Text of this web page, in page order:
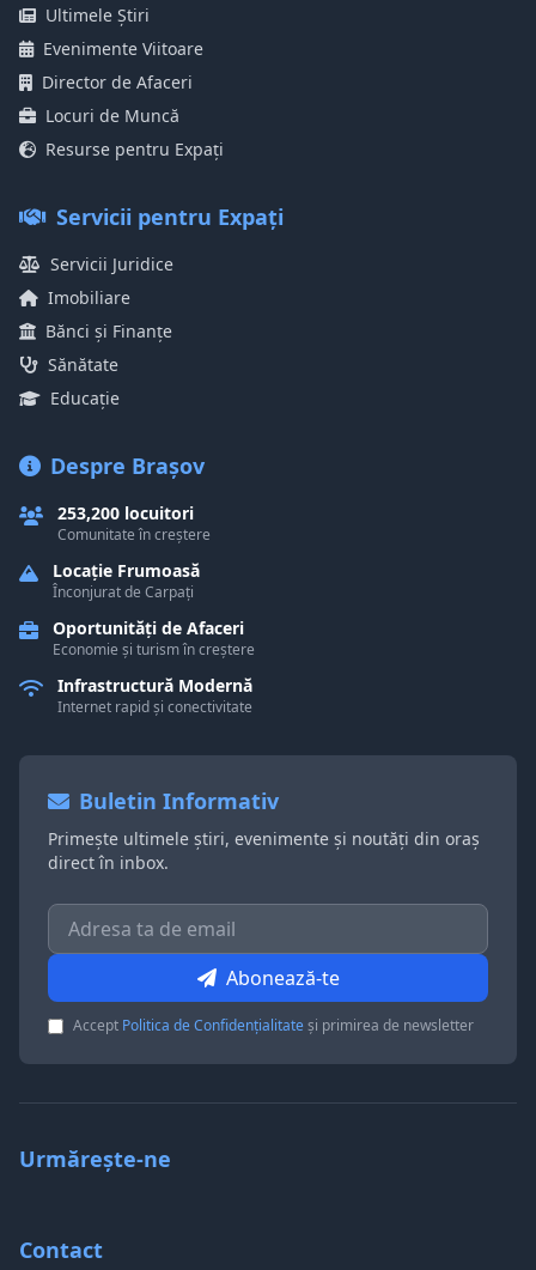
Ultimele Știri
Evenimente Viitoare
Director de Afaceri
Locuri de Muncă
Resurse pentru Expați
Servicii pentru Expați
Servicii Juridice
Imobiliare
Bănci și Finanțe
Sănătate
Educație
Despre Brașov
253,200 locuitori
Comunitate în creștere
Locație Frumoasă
Înconjurat de Carpați
Oportunități de Afaceri
Economie și turism în creștere
Infrastructură Modernă
Internet rapid și conectivitate
Buletin Informativ
Primește ultimele știri, evenimente și noutăți din oraș
direct în inbox.
Abonează-te
Accept Politica de Confidențialitateși primirea de newsletter
Urmărește-ne
Contact